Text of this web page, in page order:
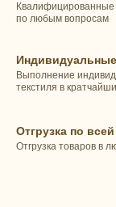
Квалифицированные
по любым вопросам
Выполнение
текстиля в
Отгрузка по
Отгрузка товаров в